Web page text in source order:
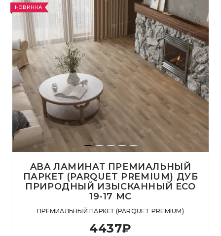
НОВИНКА
ABA ЛАМИНАТ ПРЕМИАЛЬНЫЙ
ПАРКЕТ (PARQUET PREMIUM) ДУБ
ПРИРОДНЫЙ ИЗЫСКАННЫЙ ECO
19-17 MC
ПРЕМИАЛЬНЫЙ ПАРКЕТ (PARQUET PREMIUM)
4437₽